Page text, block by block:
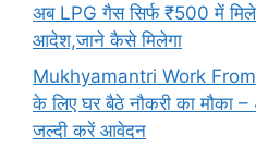
अब LPG गैस सिर्फ ₹500 में
आदेश,जाने कैसे मिलेगा
Mukhyamantri Work
के लिए घर बैठे नौकरी का मौका –
जल्दी करें आवेदन